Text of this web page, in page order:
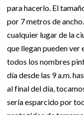
para hacerlo. El
por 7 metros de
cualquier lugar de la
que llegan pueden
todos los nombres
día desde las 9 a.m.
al final del día,
sería esparcido por